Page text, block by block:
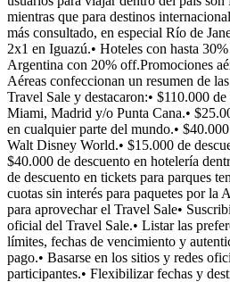
mientras que para destinos
más consultado, en especial Río de
2x1 en Iguazú.• Hoteles con hasta
Argentina con 20% off.Promociones
Aéreas confeccionan un resumen de
Travel Sale y destacaron:• $110.000 de
Miami, Madrid y/o Punta Cana.•
en cualquier parte del mundo.•
Walt Disney World.• $15.000 de
$40.000 de descuento en hotelería
de descuento en tickets para parques
cuotas sin interés para paquetes por la
para aprovechar el Travel Sale•
oficial del Travel Sale.• Listar las
límites, fechas de vencimiento y
pago.• Basarse en los sitios y redes
participantes.• Flexibilizar fechas y